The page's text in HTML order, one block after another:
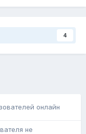
4
онлайн
не